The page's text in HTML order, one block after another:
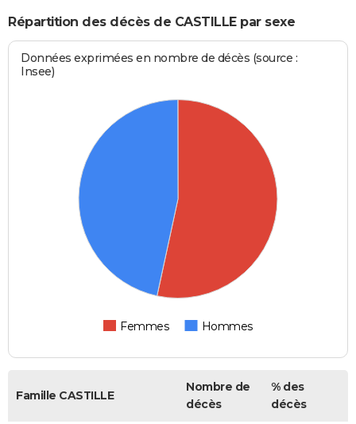
Répartition des décès de CASTILLE par sexe
Données exprimées en nombre de décès (source :
Insee)
Femmes Hommes
Famille CASTILLE
Nombre de
décès
% des
décès